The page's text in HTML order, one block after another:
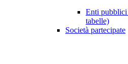
Enti
tabelle)
Società partecipate